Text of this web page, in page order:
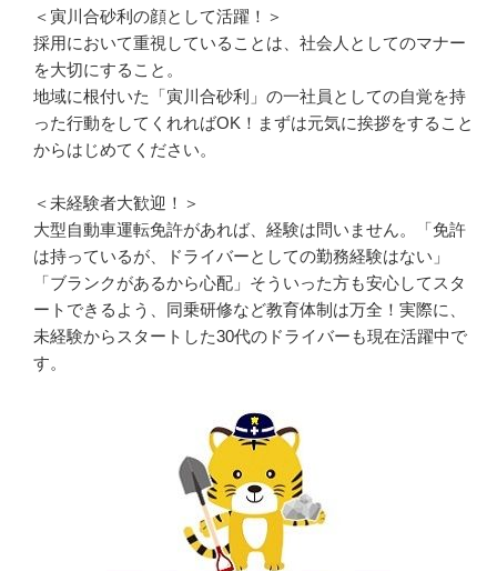
＜寅川合砂利の顔として活躍！＞
採用において重視していることは、社会人としてのマナー
を大切にすること。
地域に根付いた「寅川合砂利」の一社員としての自覚を持
った行動をしてくれればOK！まずは元気に挨拶をすること
からはじめてください。
＜未経験者大歓迎！＞
大型自動車運転免許があれば、経験は問いません。「免許
は持っているが、ドライバーとしての勤務経験はない」
「ブランクがあるから心配」そういった方も安心してスタ
ートできるよう、同乗研修など教育体制は万全！実際に、
未経験からスタートした30代のドライバーも現在活躍中で
す。